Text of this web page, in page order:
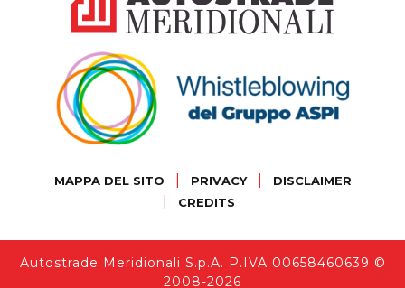
MAPPA DEL SITO PRIVACY DISCLAIMER
CREDITS
Autostrade Meridionali S.p.A. P.IVA 00658460639 ©
2008-2026